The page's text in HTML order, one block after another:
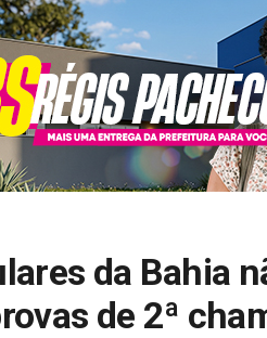
da Bahia
de 2ª